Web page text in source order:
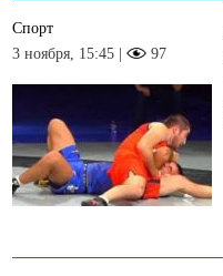
Спорт
3 ноября, 15:45 |
97